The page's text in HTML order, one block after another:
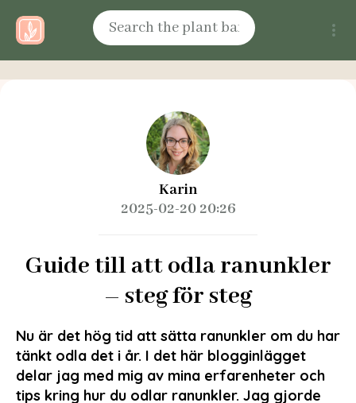
Karin
2025-02-20 20:26
Guide till att odla ranunkler
– steg för steg
Nu är det hög tid att sätta ranunkler om du har
tänkt odla det i år. I det här blogginlägget
delar jag med mig av mina erfarenheter och
tips kring hur du odlar ranunkler. Jag gjorde